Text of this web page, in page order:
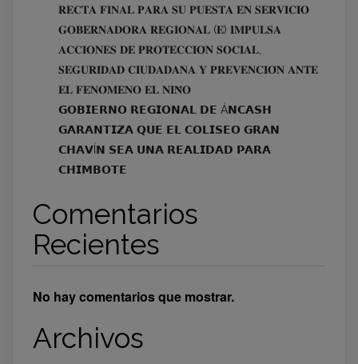
𝐑𝐄𝐂𝐓𝐀 𝐅𝐈𝐍𝐀𝐋 𝐏𝐀𝐑𝐀 𝐒𝐔 𝐏𝐔𝐄𝐒𝐓𝐀 𝐄𝐍 𝐒𝐄𝐑𝐕𝐈𝐂𝐈𝐎
𝐆𝐎𝐁𝐄𝐑𝐍𝐀𝐃𝐎𝐑𝐀 𝐑𝐄𝐆𝐈𝐎𝐍𝐀𝐋 (𝐄) 𝐈𝐌𝐏𝐔𝐋𝐒𝐀
𝐀𝐂𝐂𝐈𝐎𝐍𝐄𝐒 𝐃𝐄 𝐏𝐑𝐎𝐓𝐄𝐂𝐂𝐈𝐎́𝐍 𝐒𝐎𝐂𝐈𝐀𝐋,
𝐒𝐄𝐆𝐔𝐑𝐈𝐃𝐀𝐃 𝐂𝐈𝐔𝐃𝐀𝐃𝐀𝐍𝐀 𝐘 𝐏𝐑𝐄𝐕𝐄𝐍𝐂𝐈𝐎́𝐍 𝐀𝐍𝐓𝐄
𝐄𝐋 𝐅𝐄𝐍𝐎́𝐌𝐄𝐍𝐎 𝐄𝐋 𝐍𝐈𝐍̃𝐎
𝗚𝗢𝗕𝗜𝗘𝗥𝗡𝗢 𝗥𝗘𝗚𝗜𝗢𝗡𝗔𝗟 𝗗𝗘 Á𝗡𝗖𝗔𝗦𝗛
𝗚𝗔𝗥𝗔𝗡𝗧𝗜𝗭𝗔 𝗤𝗨𝗘 𝗘𝗟 𝗖𝗢𝗟𝗜𝗦𝗘𝗢 𝗚𝗥𝗔𝗡
𝗖𝗛𝗔𝗩Í𝗡 𝗦𝗘𝗔 𝗨𝗡𝗔 𝗥𝗘𝗔𝗟𝗜𝗗𝗔𝗗 𝗣𝗔𝗥𝗔
𝗖𝗛𝗜𝗠𝗕𝗢𝗧𝗘
Comentarios
Recientes
No hay comentarios que mostrar.
Archivos